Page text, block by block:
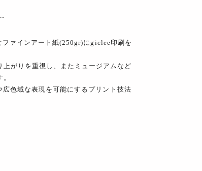
ファインアート紙(250gr)にgiclee印刷を
がりを重視し、またミュージアムなど
色域な表現を可能にするプリント技法